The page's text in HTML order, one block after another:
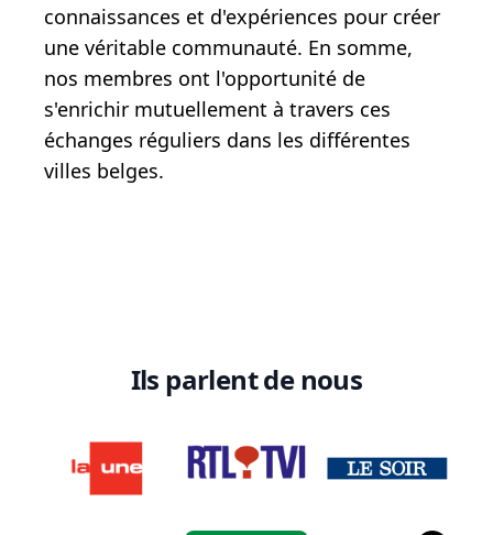
connaissances et d'expériences pour créer
une véritable communauté. En somme,
nos membres ont l'opportunité de
s'enrichir mutuellement à travers ces
échanges réguliers dans les différentes
villes belges.
Ils parlent de nous